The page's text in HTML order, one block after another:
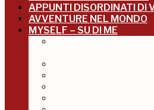
APPUNTI DISORDINATI DI
AVVENTURE NEL MONDO
MYSELF – SU DI ME